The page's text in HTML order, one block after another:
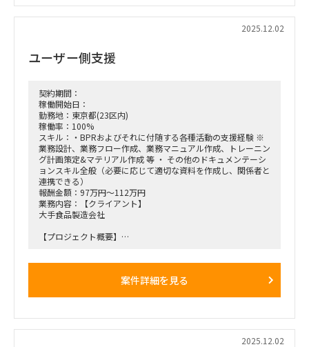
・SAP保守立ち上げに必要な各種ドキュメントの整備
・運用開始に向けた支援業務全般
2025.12.02
ユーザー側支援
契約期間：
稼働開始日：
勤務地：東京都(23区内)
稼働率：100%
スキル：・BPRおよびそれに付随する各種活動の支援経験 ※
業務設計、業務フロー作成、業務マニュアル作成、トレーニン
グ計画策定&マテリアル作成 等 ・ その他のドキュメンテーシ
ョンスキル全般（必要に応じて適切な資料を作成し、関係者と
連携できる）
報酬金額：97万円～112万円
業務内容：【クライアント】
大手食品製造会社
【プロジェクト概要】
・親会社とグローバル展開している本業にかかわる子会社はす
案件詳細を見る
2025.12.02